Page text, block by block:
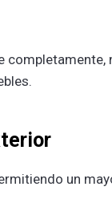
un